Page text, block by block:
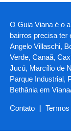
O Guia Viana é o
bairros precisa ter
Angelo Villaschi,
Verde, Canaã,
Jucú, Marcílio de
Parque Industrial,
Bethânia em
Contato |